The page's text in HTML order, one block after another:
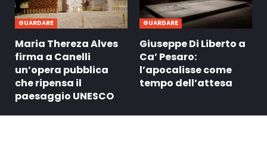
GUARDARE
Maria Thereza Alves
firma a Canelli
un’opera pubblica
che ripensa il
paesaggio UNESCO
GUARDARE
Giuseppe Di Liberto a
Ca’ Pesaro:
l’apocalisse come
tempo dell’attesa